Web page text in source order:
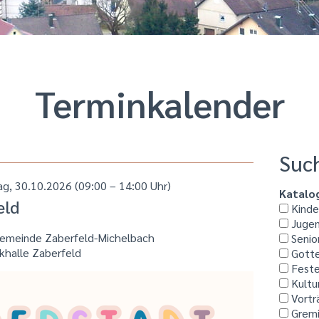
Termin­kalender
30.10.2026 (09:00 – 14:00 Uhr)
Zaberfeld-Michelbach
Zaberfeld